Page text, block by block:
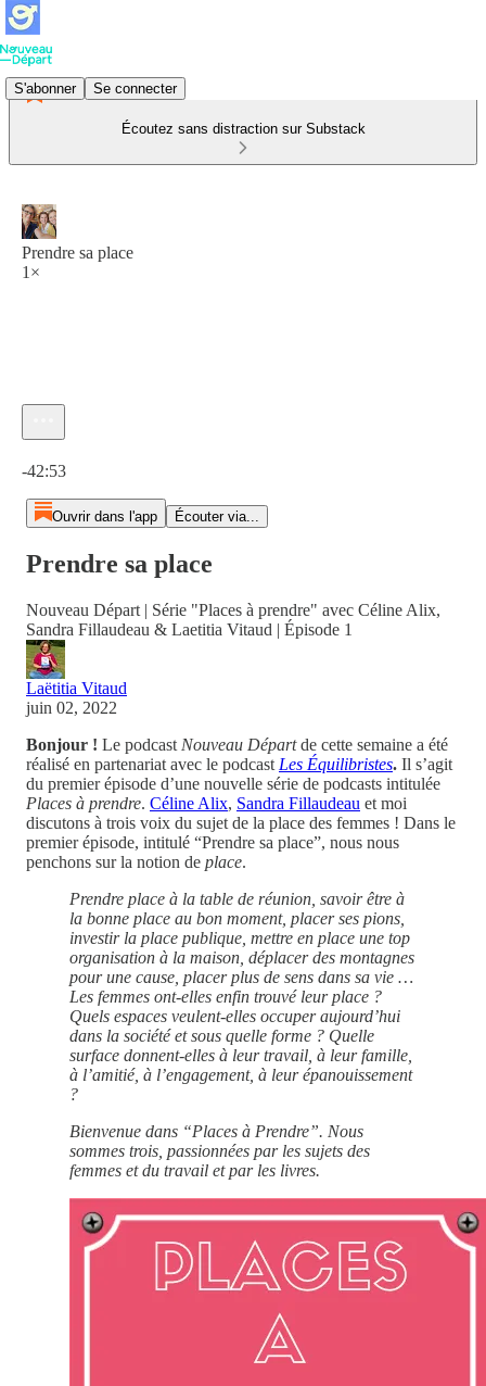
S'abonner Se connecter
Écoutez sans distraction sur Substack
Prendre sa place
1×
-42:53
Ouvrir dans l'app Écouter via...
Prendre sa place
Nouveau Départ | Série "Places à prendre" avec Céline Alix,
Sandra Fillaudeau & Laetitia Vitaud | Épisode 1
Laëtitia Vitaud
juin 02, 2022
Bonjour ! Le podcast Nouveau Départde cette semaine a été
réalisé en partenariat avec le podcast Les Équilibristes. Il s’agit
du premier épisode d’une nouvelle série de podcasts intitulée
Places à prendre. Céline Alix, Sandra Fillaudeau et moi
discutons à trois voix du sujet de la place des femmes ! Dans le
premier épisode, intitulé “Prendre sa place”, nous nous
penchons sur la notion de place.
Prendre place à la table de réunion, savoir être à
la bonne place au bon moment, placer ses pions,
investir la place publique, mettre en place une top
organisation à la maison, déplacer des montagnes
pour une cause, placer plus de sens dans sa vie …
Les femmes ont-elles enfin trouvé leur place ?
Quels espaces veulent-elles occuper aujourd’hui
dans la société et sous quelle forme ? Quelle
surface donnent-elles à leur travail, à leur famille,
à l’amitié, à l’engagement, à leur épanouissement
?
Bienvenue dans “Places à Prendre”. Nous
sommes trois, passionnées par les sujets des
femmes et du travail et par les livres.